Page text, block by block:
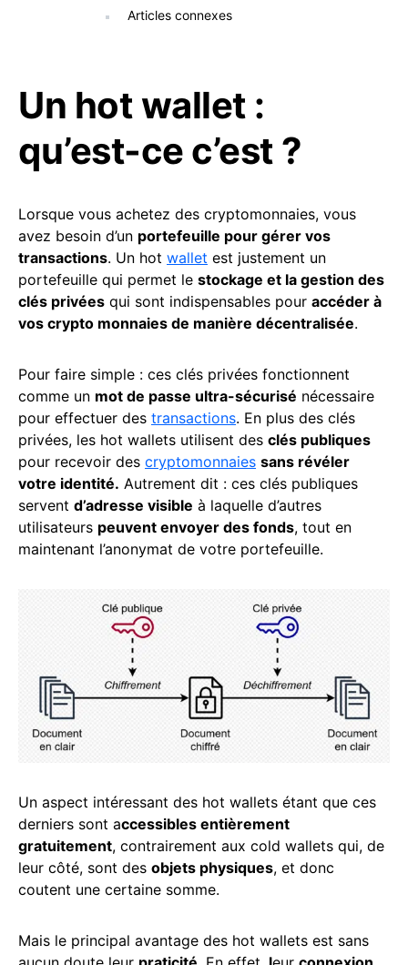
Articles connexes
Un hot wallet :
qu’est-ce c’est ?
Lorsque vous achetez des cryptomonnaies, vous
avez besoin d’un portefeuille pour gérer vos
transactions. Un hot wallet est justement un
portefeuille qui permet le stockage et la gestion des
clés privées qui sont indispensables pour accéder à
vos crypto monnaies de manière décentralisée.
Pour faire simple : ces clés privées fonctionnent
comme un mot de passe ultra-sécurisé nécessaire
pour effectuer des transactions. En plus des clés
privées, les hot wallets utilisent des clés publiques
pour recevoir des cryptomonnaies sans révéler
votre identité. Autrement dit : ces clés publiques
servent d’adresse visible à laquelle d’autres
utilisateurs peuvent envoyer des fonds, tout en
maintenant l’anonymat de votre portefeuille.
Un aspect intéressant des hot wallets étant que ces
derniers sont accessibles entièrement
gratuitement, contrairement aux cold wallets qui, de
leur côté, sont des objets physiques, et donc
coutent une certaine somme.
Mais le principal avantage des hot wallets est sans